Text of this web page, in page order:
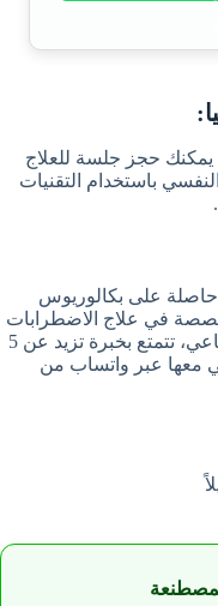
يمكنك حجز جلسة للعلاج
باستخدام التقنيات
حاصلة على بكالوريوس
في علاج الاضطرابات
النفسية والاكتئاب والخجل والرهاب الاجتماعي، تتمتع بخبرة تزيد عن 5
معها عبر واتساب من